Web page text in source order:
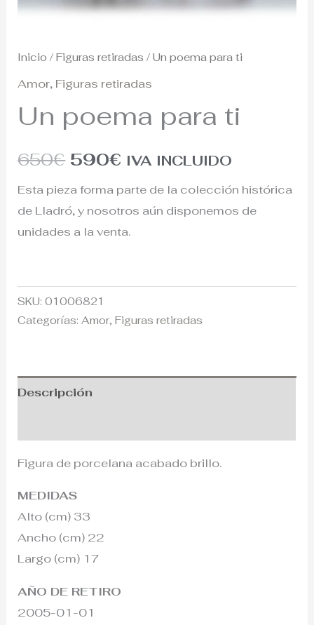
Inicio /Figuras retiradas / Un poema para ti
Amor, Figuras retiradas
Un poema para ti
650€ 590€ IVA INCLUIDO
Esta pieza forma parte de la colección histórica
de Lladró, y nosotros aún disponemos de
unidades a la venta.
SKU:01006821
Categorías:Amor,Figuras retiradas
Descripción
Figura de porcelana acabado brillo.
MEDIDAS
Alto (cm) 33
Ancho (cm) 22
Largo (cm) 17
AÑO DE RETIRO
2005-01-01